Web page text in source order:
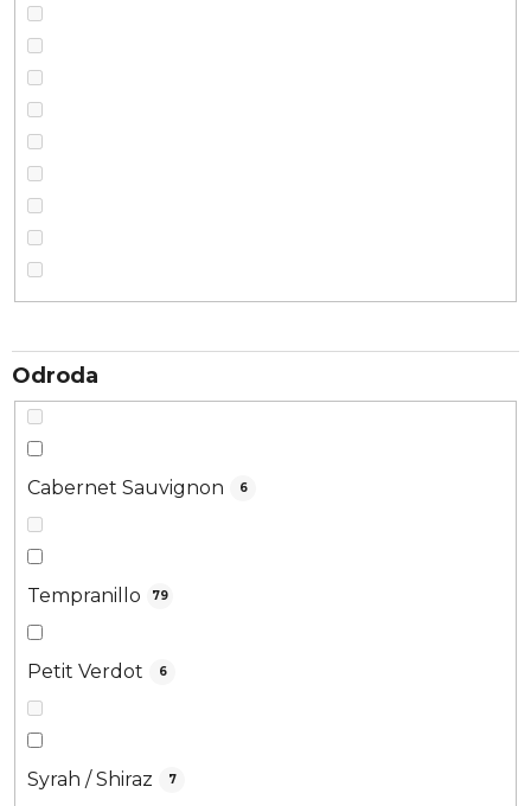
Odroda
Cabernet Sauvignon 6
Tempranillo 79
Petit Verdot 6
Syrah / Shiraz 7